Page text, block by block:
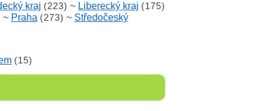
kraj (223) ~ Liberecký kraj (175)
~ Praha (273) ~ Středočeský
(15)